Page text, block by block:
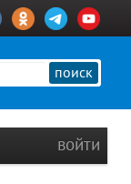
поиск
войти